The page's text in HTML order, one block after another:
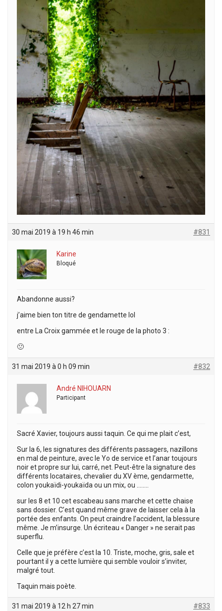
30 mai 2019 à 19 h 46 min #831
Karine
Bloqué
Abandonne aussi?
j’aime bien ton titre de gendamette lol
entre La Croix gammée et le rouge de la photo 3 :
🙁
31 mai 2019 à 0 h 09 min #832
André NIHOUARN
Participant
Sacré Xavier, toujours aussi taquin. Ce qui me plait c’est,
Sur la 6, les signatures des différents passagers, nazillons
en mal de peinture, avec le Yo de service et l’anar toujours
noir et propre sur lui, carré, net. Peut-être la signature des
différents locataires, chevalier du XV ème, gendarmette,
colon youkaïdi-youkaïda ou un mix, ou ……..
sur les 8 et 10 cet escabeau sans marche et cette chaise
sans dossier. C’est quand même grave de laisser cela à la
portée des enfants. On peut craindre l’accident, la blessure
même. Je m’insurge. Un écriteau « Danger » ne serait pas
superflu.
Celle que je préfère c’est la 10. Triste, moche, gris, sale et
pourtant il y a cette lumière qui semble vouloir s’inviter,
malgré tout.
Taquin mais poète.
31 mai 2019 à 12 h 27 min #833